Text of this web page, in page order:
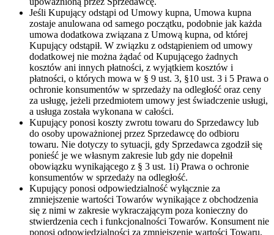
Jeśli Kupujący odstąpi od Umowy kupna, Umowa kupna
zostaje anulowana od samego początku, podobnie jak każda
umowa dodatkowa związana z Umową kupna, od której
Kupujący odstąpił. W związku z odstąpieniem od umowy
dodatkowej nie można żądać od Kupującego żadnych
kosztów ani innych płatności, z wyjątkiem kosztów i
płatności, o których mowa w § 9 ust. 3, §10 ust. 3 i 5 Prawa o
ochronie konsumentów w sprzedaży na odległość oraz ceny
za usługę, jeżeli przedmiotem umowy jest świadczenie usługi,
a usługa została wykonana w całości.
Kupujący ponosi koszty zwrotu towaru do Sprzedawcy lub
do osoby upoważnionej przez Sprzedawcę do odbioru
towaru. Nie dotyczy to sytuacji, gdy Sprzedawca zgodził się
ponieść je we własnym zakresie lub gdy nie dopełnił
obowiązku wynikającego z § 3 ust. 1i) Prawa o ochronie
konsumentów w sprzedaży na odległość.
Kupujący ponosi odpowiedzialność wyłącznie za
zmniejszenie wartości Towarów wynikające z obchodzenia
się z nimi w zakresie wykraczającym poza konieczny do
stwierdzenia cech i funkcjonalności Towarów. Konsument nie
ponosi odpowiedzialności za zmniejszenie wartości Towaru,